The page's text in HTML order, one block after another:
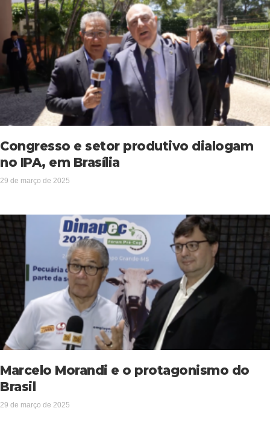
Congresso e setor produtivo dialogam
no IPA, em Brasília
29 de março de 2025
Marcelo Morandi e o protagonismo do
Brasil
29 de março de 2025